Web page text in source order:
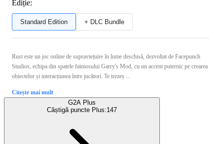
Ediție:
Standard Edition + DLC Bundle
Rust este un joc online de supraviețuire în lume deschisă, dezvoltat de Facepunch
Studios, echipa din spatele faimosului Garry's Mod, cu un accent puternic pe crearea
obiectelor și interacțiunea între jucători. Te trezeș ...
Citește mai mult
G2A Plus
Câștigă puncte Plus:147